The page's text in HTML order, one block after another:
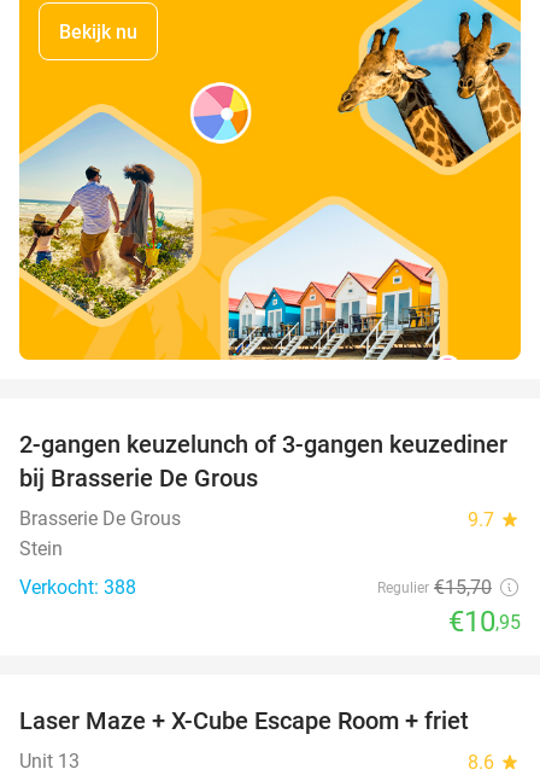
Bekijk nu
30%
2-gangen keuzelunch of 3-gangen keuzediner
bij Brasserie De Grous
Brasserie De Grous 9.7 star
Stein
Verkocht: 388
Regulier €15,70
€10,95
39%
Laser Maze + X-Cube Escape Room + friet
Unit 13 8.6 star